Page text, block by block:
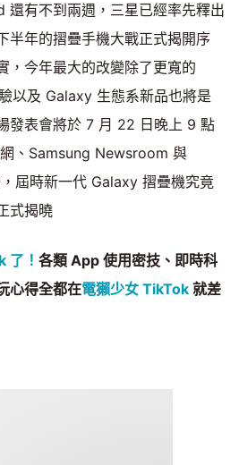
有不到兩週，三星已經率先釋出
半年的摺疊手機大戰正式揭開序
，今年最大的改變除了更寬的
以及 Galaxy 生態系新品也將是
發表會將於 7 月 22 日晚上 9 點
網、Samsung Newsroom 與
屆時新一代 Galaxy 摺疊機究竟
式揭曉
了！ 各類 App 使用密技、即時科
心得全都在電獺少女 TikTok 就差